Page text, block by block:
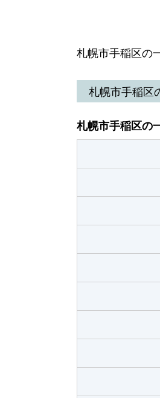
曙７条
曙９条
明日風
明日風
稲穂１条
稲穂１条
稲穂１条
稲穂１条
稲穂１条
稲穂１条
稲穂１条
稲穂１条
札幌市手稲区の
札幌市手稲区
札幌市手稲区の